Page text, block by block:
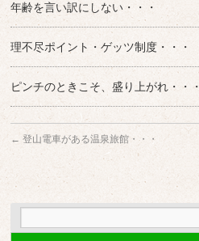
年齢を言い訳にしない・・・
理不尽ポイント・ゲッツ制度・・・
ピンチのときこそ、盛り上がれ・・・
← 登山電車がある温泉旅館・・・